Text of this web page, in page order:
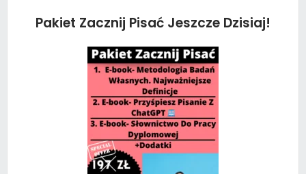
Pakiet Zacznij Pisać Jeszcze Dzisiaj!